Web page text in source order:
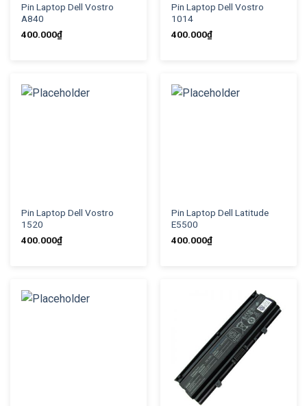
Pin Laptop Dell Vostro
A840
400.000₫
Pin Laptop Dell Vostro
1014
400.000₫
Pin Laptop Dell Vostro
1520
400.000₫
Pin Laptop Dell Latitude
E5500
400.000₫